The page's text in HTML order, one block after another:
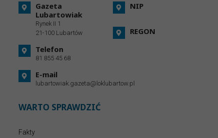
Gazeta
Lubartowiak
Rynek II 1
21-100 Lubartów
Telefon
81 855 45 68
E-mail
lubartowiak.gazeta@loklubartow.pl
NIP
REGON
WARTO SPRAWDZIĆ
Fakty